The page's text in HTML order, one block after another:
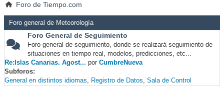
Foro de Tiempo.com
Foro general de Meteorología
Foro General de Seguimiento
Foro general de seguimiento, donde se realizará seguimiento de
situaciones en tiempo real, modelos, predicciones, etc...
Re:Islas Canarias. Agost... por CumbreNueva
Subforos
General en distintos idiomas
Registro de Datos Sala de Control